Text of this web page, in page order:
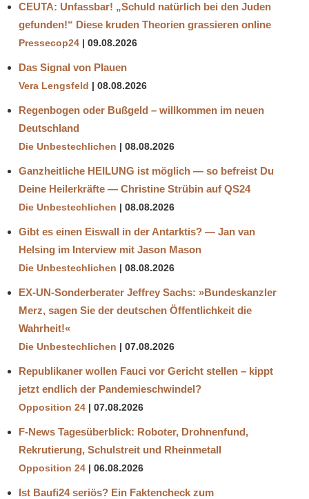
CEUTA: Unfassbar! „Schuld natürlich bei den Juden
gefunden!“ Diese kruden Theorien grassieren online
Pressecop24 09.08.2026
Das Signal von Plauen
Vera Lengsfeld 08.08.2026
Regenbogen oder Bußgeld – willkommen im neuen
Deutschland
Die Unbestechlichen 08.08.2026
Ganzheitliche HEILUNG ist möglich — so befreist Du
Deine Heilerkräfte — Christine Strübin auf QS24
Die Unbestechlichen 08.08.2026
Gibt es einen Eiswall in der Antarktis? — Jan van
Helsing im Interview mit Jason Mason
Die Unbestechlichen 08.08.2026
EX-UN-Sonderberater Jeffrey Sachs: »Bundeskanzler
Merz, sagen Sie der deutschen Öffentlichkeit die
Wahrheit!«
Die Unbestechlichen 07.08.2026
Republikaner wollen Fauci vor Gericht stellen – kippt
jetzt endlich der Pandemieschwindel?
Opposition 24 07.08.2026
F-News Tagesüberblick: Roboter, Drohnenfund,
Rekrutierung, Schulstreit und Rheinmetall
Opposition 24 06.08.2026
Ist Baufi24 seriös? Ein Faktencheck zum